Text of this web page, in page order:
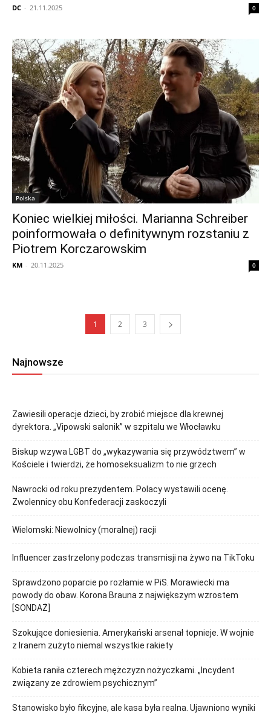
DC - 21.11.2025 0
Polska
Koniec wielkiej miłości. Marianna Schreiber
poinformowała o definitywnym rozstaniu z
Piotrem Korczarowskim
KM - 20.11.2025 0
1 2 3
Najnowsze
Zawiesili operacje dzieci, by zrobić miejsce dla krewnej
dyrektora. „Vipowski salonik” w szpitalu we Włocławku
Biskup wzywa LGBT do „wykazywania się przywództwem” w
Kościele i twierdzi, że homoseksualizm to nie grzech
Nawrocki od roku prezydentem. Polacy wystawili ocenę.
Zwolennicy obu Konfederacji zaskoczyli
Wielomski: Niewolnicy (moralnej) racji
Influencer zastrzelony podczas transmisji na żywo na TikToku
Sprawdzono poparcie po rozłamie w PiS. Morawiecki ma
powody do obaw. Korona Brauna z największym wzrostem
[SONDAŻ]
Szokujące doniesienia. Amerykański arsenał topnieje. W wojnie
z Iranem zużyto niemal wszystkie rakiety
Kobieta raniła czterech mężczyzn nożyczkami. „Incydent
związany ze zdrowiem psychicznym”
Stanowisko było fikcyjne, ale kasa była realna. Ujawniono wyniki